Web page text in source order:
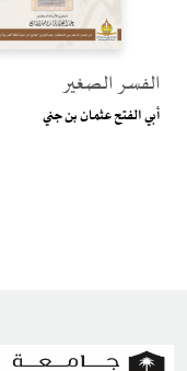
الفسر الصغير
أبي الفتح عثمان بن جني